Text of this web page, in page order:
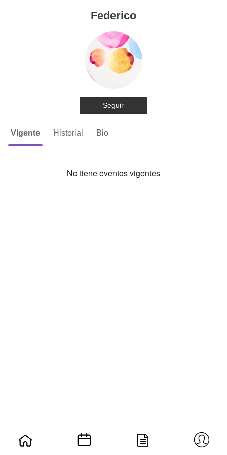
Federico
Seguir
Vigente Historial Bio
No tiene eventos vigentes